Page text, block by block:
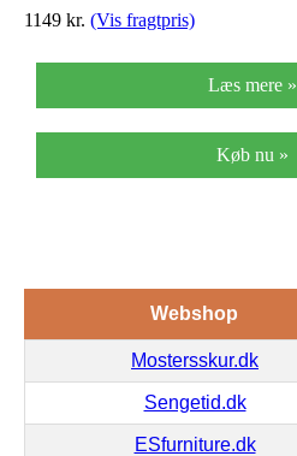
1149 kr. (Vis fragtpris)
Læs mere »
Køb nu »
Webshop
Mostersskur.dk
Sengetid.dk
ESfurniture.dk